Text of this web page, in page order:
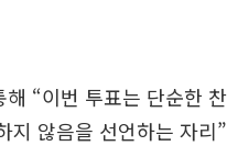
“이번 투표는 단순한
지 않음을 선언하는 자리